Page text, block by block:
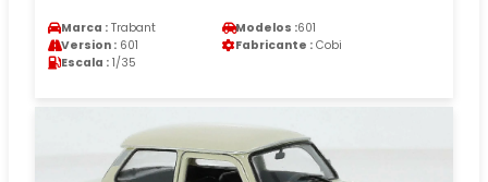
Marca : Trabant Modelos :601
Version : 601 Fabricante : Cobi
Escala : 1/35